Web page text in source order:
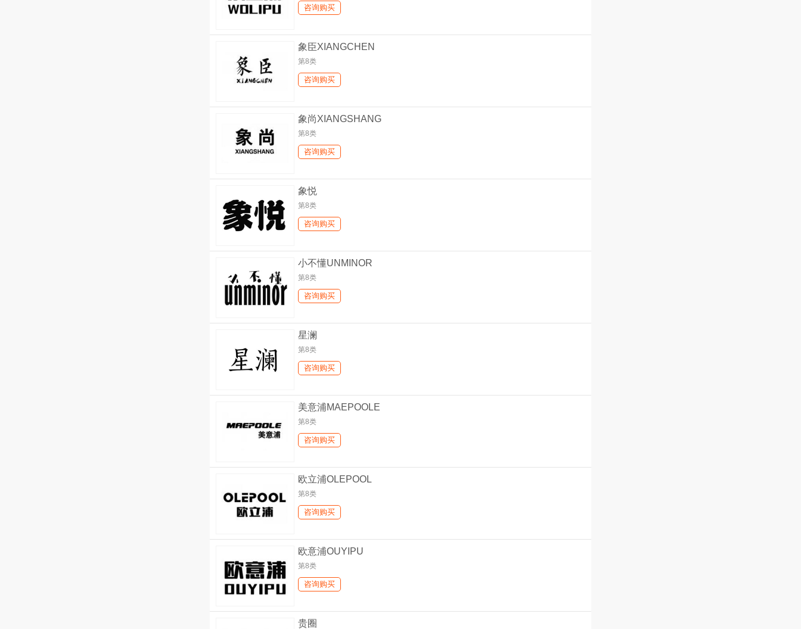
咨询购买
象臣XIANGCHEN
第8类
咨询购买
象尚XIANGSHANG
第8类
咨询购买
象悦
第8类
咨询购买
小不懂UNMINOR
第8类
咨询购买
星澜
第8类
咨询购买
美意浦MAEPOOLE
第8类
咨询购买
欧立浦OLEPOOL
第8类
咨询购买
欧意浦OUYIPU
第8类
咨询购买
贵圈